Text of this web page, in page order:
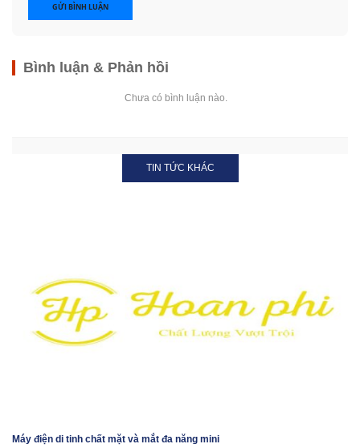
GỬI BÌNH LUẬN
Bình luận & Phản hồi
Chưa có bình luận nào.
TIN TỨC KHÁC
Máy điện di tinh chất mặt và mắt đa năng mini